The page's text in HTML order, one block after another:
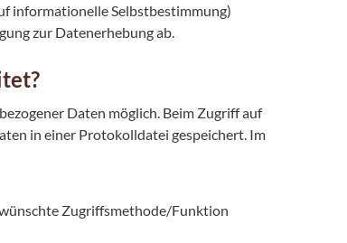
informationelle Selbstbestimmung)
zur Datenerhebung ab.
Daten möglich. Beim Zugriff auf
in einer Protokolldatei gespeichert. Im
Zugriffsmethode/Funktion